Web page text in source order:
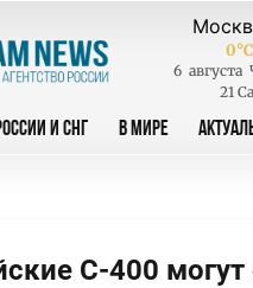
0°C
6 августа
21
И СНГ В МИРЕ
С-400